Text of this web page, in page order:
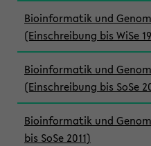
Bioinformatik und
(Einschreibung bis WiSe
Bioinformatik und
(Einschreibung bis SoSe
Bioinformatik und
bis SoSe 2011)